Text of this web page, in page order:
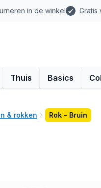
in de winkel Gratis
Thuis Basics
& rokken Rok - Bruin